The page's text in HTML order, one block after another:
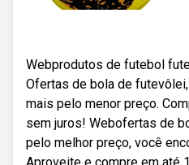
Webprodutos de futebol
Ofertas de bola de
mais pelo menor preço.
sem juros! Webofertas de
pelo melhor preço, você